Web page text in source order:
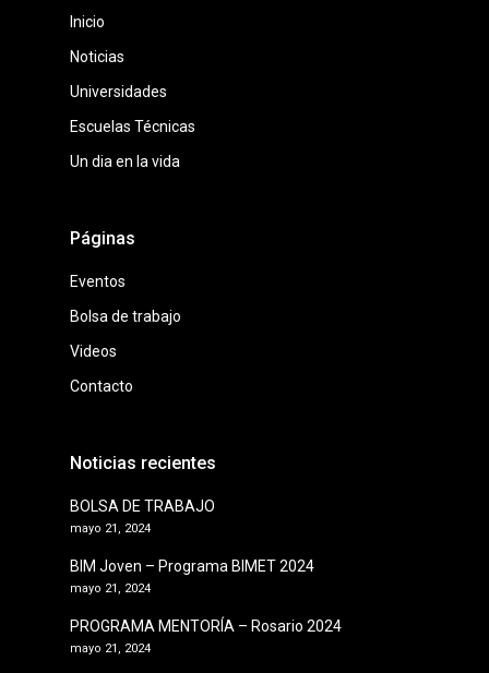
Inicio
Noticias
Universidades
Escuelas Técnicas
Un dia en la vida
Páginas
Eventos
Bolsa de trabajo
Videos
Contacto
Noticias recientes
BOLSA DE TRABAJO
mayo 21, 2024
BIM Joven – Programa BIMET 2024
mayo 21, 2024
PROGRAMA MENTORÍA – Rosario 2024
mayo 21, 2024